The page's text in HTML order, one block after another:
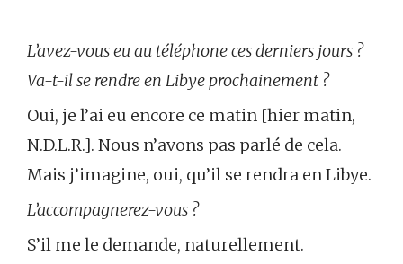
L’avez-vous eu au téléphone ces derniers jours ?
Va-t-il se rendre en Libye prochainement ?
Oui, je l’ai eu encore ce matin [hier matin,
N.D.L.R.]. Nous n’avons pas parlé de cela.
Mais j’imagine, oui, qu’il se rendra en Libye.
L’accompagnerez-vous ?
S’il me le demande, naturellement.